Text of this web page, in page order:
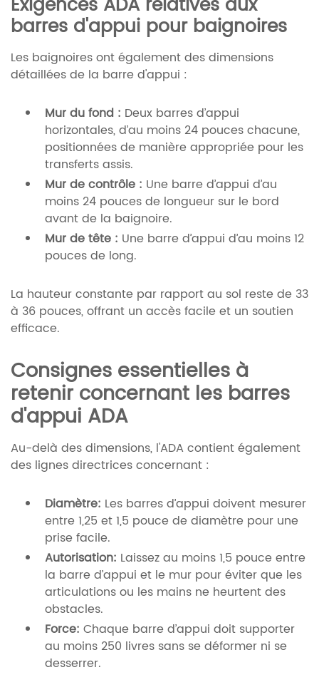
barres d'appui pour baignoires
Les baignoires ont également des dimensions
détaillées de la barre d'appui :
Mur du fond : Deux barres d’appui
horizontales, d’au moins 24 pouces chacune,
positionnées de manière appropriée pour les
transferts assis.
Mur de contrôle : Une barre d’appui d’au
moins 24 pouces de longueur sur le bord
avant de la baignoire.
Mur de tête : Une barre d’appui d’au moins 12
pouces de long.
La hauteur constante par rapport au sol reste de 33
à 36 pouces, offrant un accès facile et un soutien
efficace.
Consignes essentielles à
retenir concernant les barres
d'appui ADA
Au-delà des dimensions, l'ADA contient également
des lignes directrices concernant :
Diamètre: Les barres d’appui doivent mesurer
entre 1,25 et 1,5 pouce de diamètre pour une
prise facile.
Autorisation: Laissez au moins 1,5 pouce entre
la barre d’appui et le mur pour éviter que les
articulations ou les mains ne heurtent des
obstacles.
Force: Chaque barre d’appui doit supporter
au moins 250 livres sans se déformer ni se
desserrer.